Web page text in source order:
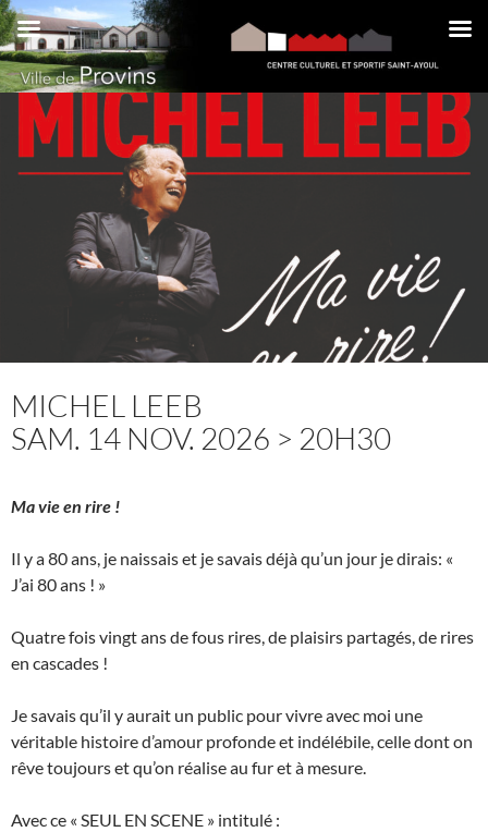
Aller
au
contenu
MICHEL LEEB
SAM. 14 NOV. 2026 > 20H30
Ma vie en rire !
Il y a 80 ans, je naissais et je savais déjà qu’un jour je dirais: «
J’ai 80 ans ! »
Quatre fois vingt ans de fous rires, de plaisirs partagés, de rires
en cascades !
Je savais qu’il y aurait un public pour vivre avec moi une
véritable histoire d’amour profonde et indélébile, celle dont on
rêve toujours et qu’on réalise au fur et à mesure.
Avec ce « SEUL EN SCENE » intitulé :